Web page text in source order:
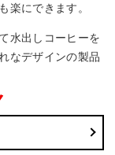
楽にできます。
水出しコーヒーを
なデザインの製品